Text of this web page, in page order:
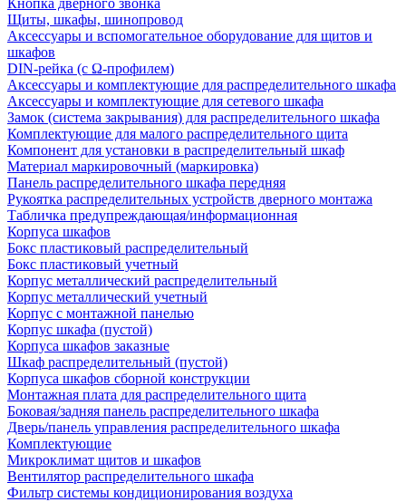
Кнопка дверного звонка
Щиты, шкафы, шинопровод
Аксессуары и вспомогательное оборудование для щитов и
шкафов
DIN-рейка (с Ω-профилем)
Аксессуары и комплектующие для распределительного шкафа
Аксессуары и комплектующие для сетевого шкафа
Замок (система закрывания) для распределительного шкафа
Комплектующие для малого распределительного щита
Компонент для установки в распределительный шкаф
Материал маркировочный (маркировка)
Панель распределительного шкафа передняя
Рукоятка распределительных устройств дверного монтажа
Табличка предупреждающая/информационная
Корпуса шкафов
Бокс пластиковый распределительный
Бокс пластиковый учетный
Корпус металлический распределительный
Корпус металлический учетный
Корпус с монтажной панелью
Корпус шкафа (пустой)
Корпуса шкафов заказные
Шкаф распределительный (пустой)
Корпуса шкафов сборной конструкции
Монтажная плата для распределительного щита
Боковая/задняя панель распределительного шкафа
Дверь/панель управления распределительного шкафа
Комплектующие
Микроклимат щитов и шкафов
Вентилятор распределительного шкафа
Фильтр системы кондиционирования воздуха